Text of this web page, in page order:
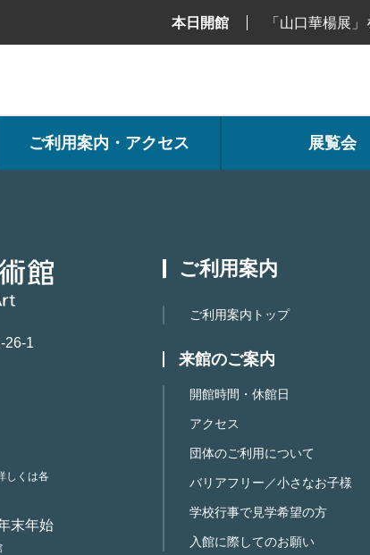
本日開館 「山口華楊展
ご利用案内・アクセス 展覧会
26-1
しくは各
末年始
ご利用案内
ご利用案内トップ
来館のご案内
開館時間・休館日
アクセス
団体のご利用について
バリアフリー／小さなお子様
学校行事で見学希望の方
入館に際してのお願い